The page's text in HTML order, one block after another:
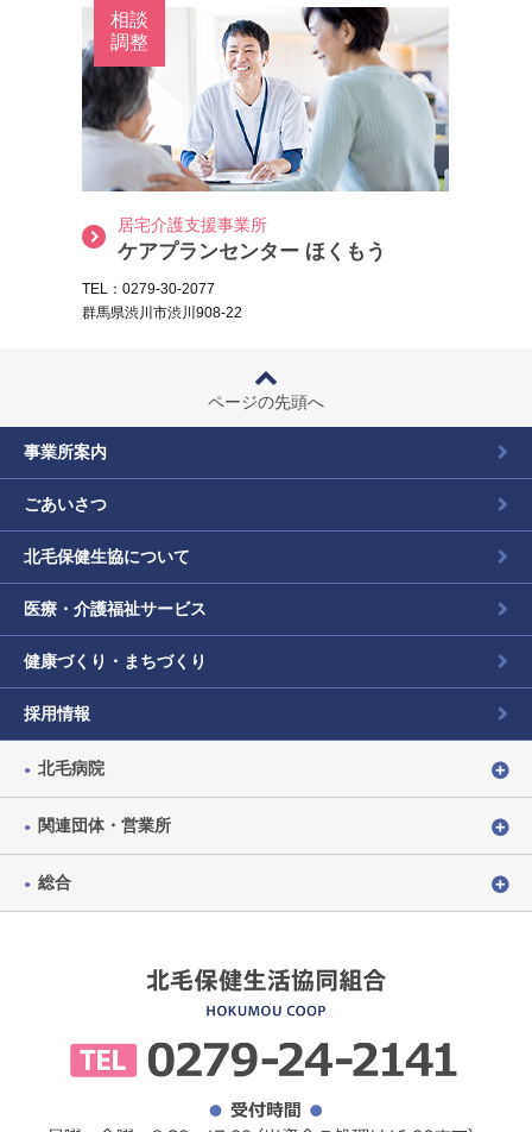
相談
調整
居宅介護支援事業所
ケアプランセンター ほくもう
TEL：0279-30-2077
群馬県渋川市渋川908-22
ページの先頭へ
事業所案内
ごあいさつ
北毛保健生協について
医療・介護福祉サービス
健康づくり・まちづくり
採用情報
北毛病院
関連団体・営業所
総合